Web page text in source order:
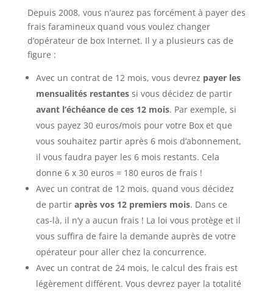
Depuis 2008, vous n’aurez pas forcément à payer des
frais faramineux quand vous voulez changer
d’opérateur de box Internet. Il y a plusieurs cas de
figure :
Avec un contrat de 12 mois, vous devrez payer les
mensualités restantessi vous décidez de partir
avant l’échéance de ces 12 mois. Par exemple, si
vous payez 30 euros/mois pour votre Box et que
vous souhaitez partir après 6 mois d’abonnement,
il vous faudra payer les 6 mois restants. Cela
donne 6 x 30 euros = 180 euros de frais !
Avec un contrat de 12 mois, quand vous décidez
de partir après vos 12 premiers mois. Dans ce
cas-là, il n’y a aucun frais ! La loi vous protège et il
vous suffira de faire la demande auprès de votre
opérateur pour aller chez la concurrence.
Avec un contrat de 24 mois, le calcul des frais est
légèrement différent. Vous devrez payer la totalité